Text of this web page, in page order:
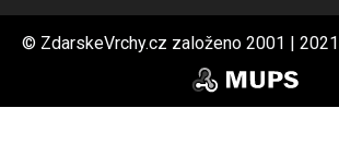
© ZdarskeVrchy.cz založeno 2001 |